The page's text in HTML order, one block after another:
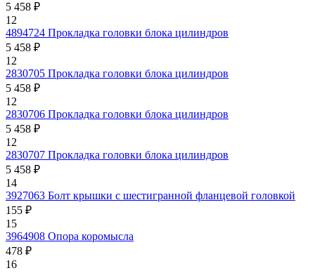
5 458 ₽
12
4894724 Прокладка головки блока цилиндров
5 458 ₽
12
2830705 Прокладка головки блока цилиндров
5 458 ₽
12
2830706 Прокладка головки блока цилиндров
5 458 ₽
12
2830707 Прокладка головки блока цилиндров
5 458 ₽
14
3927063 Болт крышки с шестигранной фланцевой головкой
155 ₽
15
3964908 Опора коромысла
478 ₽
16